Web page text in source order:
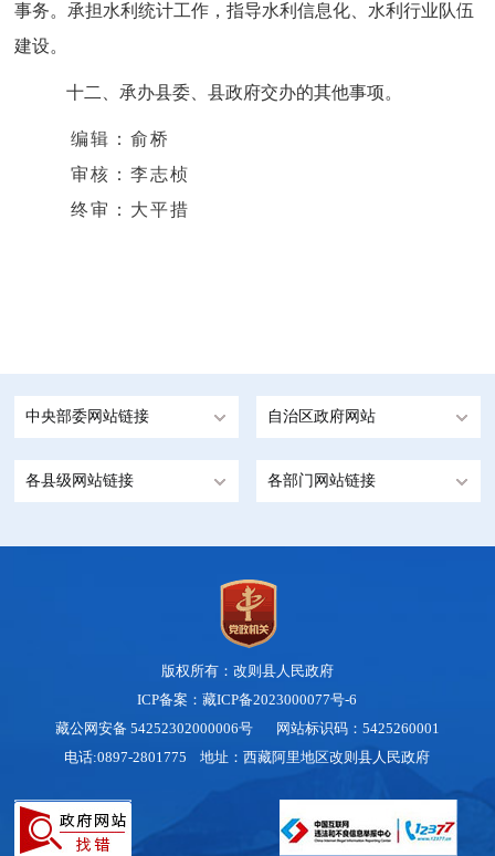
事务。 承担水利统计工作，指导水利信息化、水利行业队伍
建设。
十二、承办县委、县政府交办的其他事项。
编辑：俞桥
审核：李志桢
终审：大平措
中央部委网站链接 自治区政府网站
各县级网站链接 各部门网站链接
版权所有：改则县人民政府
ICP备案：藏ICP备2023000077号-6
藏公网安备 54252302000006号网站标识码：5425260001
电话:0897-2801775 地址：西藏阿里地区改则县人民政府